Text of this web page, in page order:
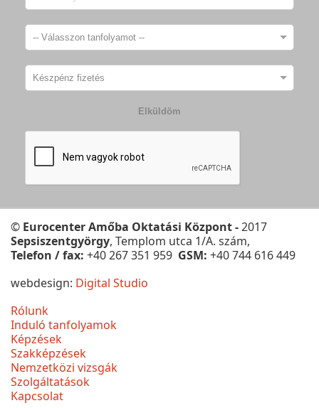
Elküldöm
© Eurocenter Amőba Oktatási Központ -2017
Sepsiszentgyörgy, Templom utca 1/A. szám,
Telefon / fax: +40 267 351 959 GSM: +40 744 616 449
webdesign: Digital Studio
Rólunk
Induló tanfolyamok
Képzések
Szakképzések
Nemzetközi vizsgák
Szolgáltatások
Kapcsolat